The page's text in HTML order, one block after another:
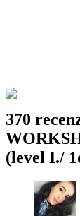
370
(level I./